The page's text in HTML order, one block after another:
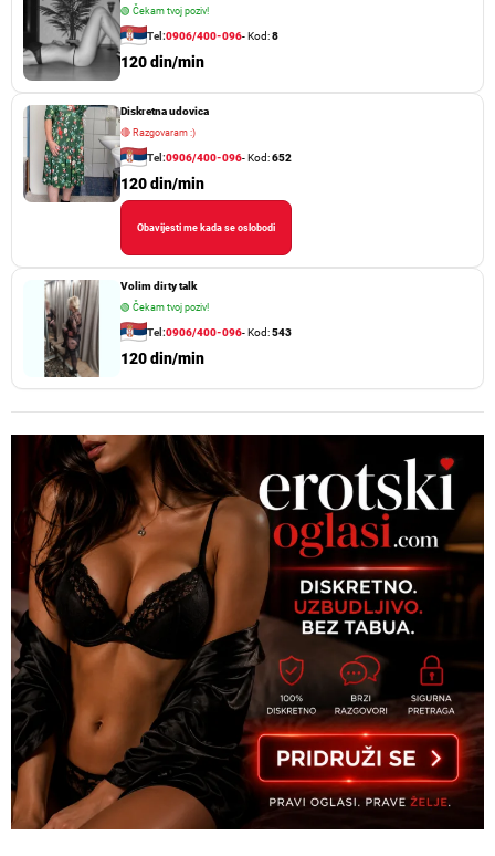
🟢 Čekam tvoj poziv!
Tel:0906/400-096- Kod:8
120 din/min
Diskretna udovica
🔴 Razgovaram :)
Tel:0906/400-096- Kod:652
120 din/min
Obavijesti me kada se oslobodi
Volim dirty talk
🟢 Čekam tvoj poziv!
Tel:0906/400-096- Kod:543
120 din/min